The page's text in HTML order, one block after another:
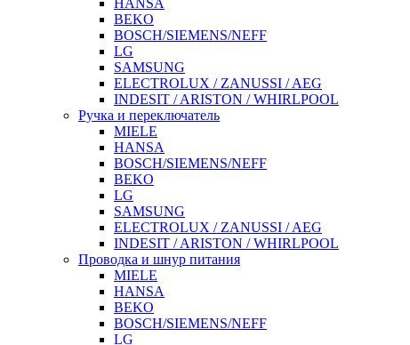
HANSA
BEKO
BOSCH/SIEMENS/NEFF
LG
SAMSUNG
ELECTROLUX / ZANUSSI / AEG
INDESIT / ARISTON / WHIRLPOOL
Ручка и переключатель
MIELE
HANSA
BOSCH/SIEMENS/NEFF
BEKO
LG
SAMSUNG
ELECTROLUX / ZANUSSI / AEG
INDESIT / ARISTON / WHIRLPOOL
Проводка и шнур питания
MIELE
HANSA
BEKO
BOSCH/SIEMENS/NEFF
LG